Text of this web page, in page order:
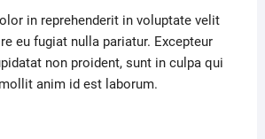
in reprehenderit in voluptate velit
eu fugiat nulla pariatur. Excepteur
non proident, sunt in culpa qui
anim id est laborum.